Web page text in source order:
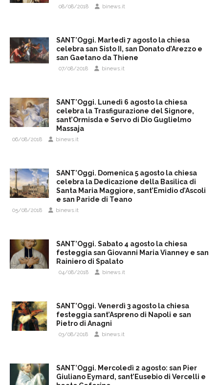
08/08/2018 binews.it
SANT’Oggi. Martedì 7 agosto la chiesa
celebra san Sisto II, san Donato d’Arezzo e
san Gaetano da Thiene
07/08/2018 binews.it
SANT’Oggi. Lunedì 6 agosto la chiesa
celebra la Trasfigurazione del Signore,
sant’Ormisda e Servo di Dio Guglielmo
Massaja
06/08/2018 binews.it
SANT’Oggi. Domenica 5 agosto la chiesa
celebra la Dedicazione della Basilica di
Santa Maria Maggiore, sant’Emidio d’Ascoli
e san Paride di Teano
05/08/2018 binews.it
SANT’Oggi. Sabato 4 agosto la chiesa
festeggia san Giovanni Maria Vianney e san
Rainiero di Spalato
04/08/2018 binews.it
SANT’Oggi. Venerdì 3 agosto la chiesa
festeggia sant’Aspreno di Napoli e san
Pietro di Anagni
03/08/2018 binews.it
SANT’Oggi. Mercoledì 2 agosto: san Pier
Giuliano Eymard, sant’Eusebio di Vercelli e